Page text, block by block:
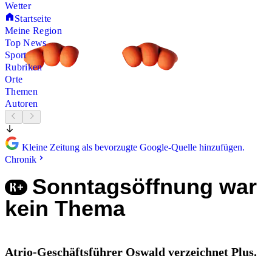
Wetter
Startseite
Meine Region
Top News
Sport
Rubriken
Orte
Themen
Autoren
Kleine Zeitung als bevorzugte Google-Quelle hinzufügen.
Chronik
Sonntagsöffnung war
kein Thema
Atrio-Geschäftsführer Oswald verzeichnet Plus.